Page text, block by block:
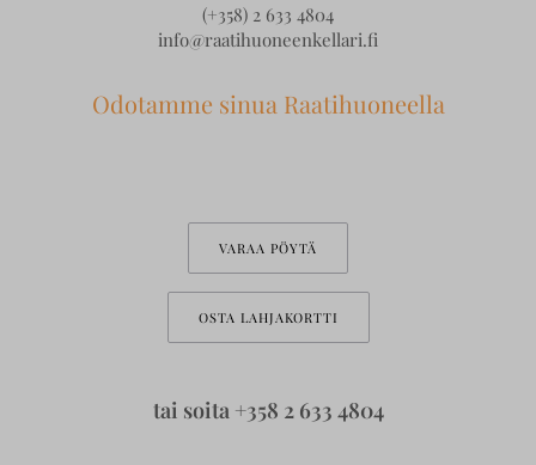
(+358) 2 633 4804
info@raatihuoneenkellari.fi
Odotamme sinua Raatihuoneella
VARAA PÖYTÄ
OSTA LAHJAKORTTI
tai soita +358 2 633 4804